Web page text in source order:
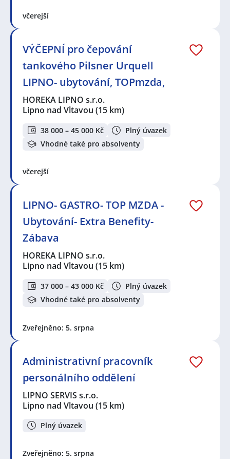
včerejší
VÝČEPNÍ pro čepování
tankového Pilsner Urquell
LIPNO- ubytování, TOPmzda,
HOREKA LIPNO s.r.o.
Lipno nad Vltavou (15 km)
38 000 – 45 000 Kč
Plný úvazek
Vhodné také pro absolventy
včerejší
LIPNO- GASTRO- TOP MZDA -
Ubytování- Extra Benefity-
Zábava
HOREKA LIPNO s.r.o.
Lipno nad Vltavou (15 km)
37 000 – 43 000 Kč
Plný úvazek
Vhodné také pro absolventy
Zveřejněno: 5. srpna
Administrativní pracovník
personálního oddělení
LIPNO SERVIS s.r.o.
Lipno nad Vltavou (15 km)
Plný úvazek
Zveřejněno: 5. srpna